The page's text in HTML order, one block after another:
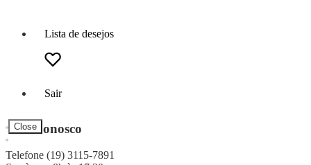
Lista de desejos
Sair
Close
Fale Conosco
Telefone (19) 3115-7891